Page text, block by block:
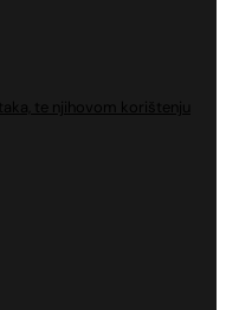
te njihovom korištenju